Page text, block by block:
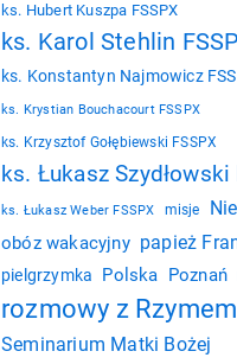
ks. Hubert Kuszpa FSSPX
ks. Karol Stehlin
ks. Konstantyn Najmowicz
ks. Krystian Bouchacourt FSSPX
ks. Krzysztof Gołębiewski FSSPX
ks. Łukasz Szydłowski
ks. Łukasz Weber FSSPX misje
obóz wakacyjny papież
pielgrzymka Polska Poznań
rozmowy z Rzymem
Seminarium Matki Bożej